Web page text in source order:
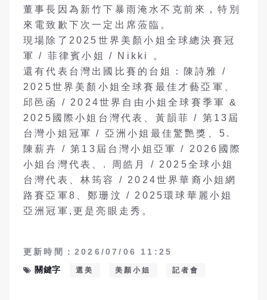
董事長因為新竹下暴雨淹水不克前來，特別
來電致歉下次一定出席蒞臨。
現場除了2025世界美顏小姐全球總決賽冠
軍 / 菲律賓小姐 / Nikki 。
還有代表台灣出國比賽的台姐：陳詩雅 /
2025世界美顏小姐全球賽最佳才藝亞軍、
邱邑函 / 2024世界自由小姐全球賽季軍 &
2025國際小姐台灣代表、黃韻菲 / 第13屆
台灣小姐冠軍 / 亞洲小姐最佳驚艷獎、5.
陳薪卉 / 第13屆台灣小姐亞軍 / 2026國際
小姐台灣代表、. 周皓月 / 2025全球小姐
台灣代表、林筠容 / 2024世界華裔小姐網
路賽亞軍8、鄭珊汶 / 2025環球華麗小姐
亞洲冠軍,更是亮眼走秀。
更新時間：2026/07/06 11:25
關鍵字
選美 美顏小姐 記者會